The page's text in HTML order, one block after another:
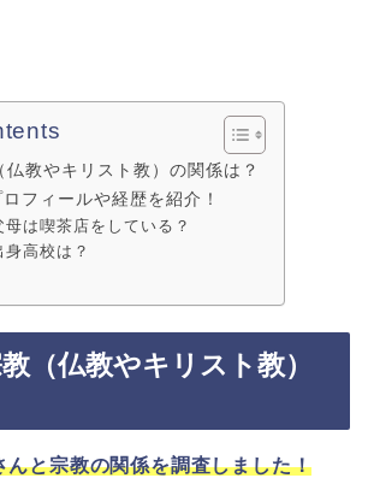
教やキリスト教）の関係は？
フィールや経歴を紹介！
母は喫茶店をしている？
高校は？
（仏教やキリスト教）
んと宗教の関係を調査しました！